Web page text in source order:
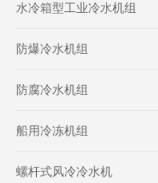
水冷箱型工业冷水机组
防爆冷水机组
防腐冷水机组
船用冷冻机组
螺杆式风冷冷水机